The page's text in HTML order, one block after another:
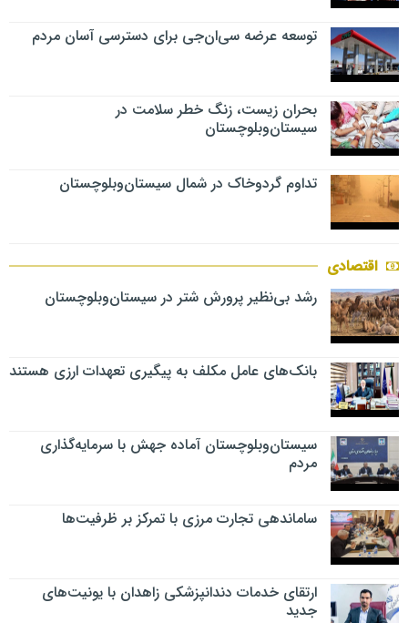
توسعه عرضه سی‌ان‌جی برای دسترسی آسان مردم
بحران زیست، زنگ خطر سلامت در
سیستان‌وبلوچستان
تداوم گردوخاک در شمال سیستان‌وبلوچستان
اقتصادی
رشد بی‌نظیر پرورش شتر در سیستان‌وبلوچستان
بانک‌های عامل مکلف به پیگیری تعهدات ارزی هستند
سیستان‌وبلوچستان آماده جهش با سرمایه‌گذاری
مردم
ساماندهی تجارت مرزی با تمرکز بر ظرفیت‌ها
ارتقای خدمات دندانپزشکی زاهدان با یونیت‌های
جدید